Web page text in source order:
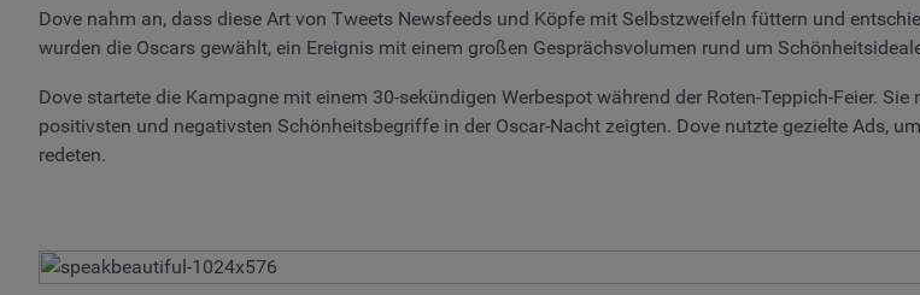
Dove nahm an, dass diese Art von Tweets Newsfeeds und Köpfe mit Selbstzweifeln füttern und
wurden die Oscars gewählt, ein Ereignis mit einem großen Gesprächsvolumen rund um
Dove startete die Kampagne mit einem 30-sekündigen Werbespot während der Roten-Teppich-Feier.
positivsten und negativsten Schönheitsbegriffe in der Oscar-Nacht zeigten. Dove nutzte gezielte Ads,
redeten.